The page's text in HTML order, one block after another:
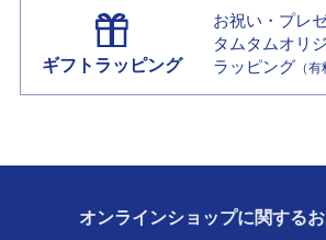
ギフトラッピング
お祝い・プレ
タムタムオリ
ラッピング （有
オンラインショップに関する